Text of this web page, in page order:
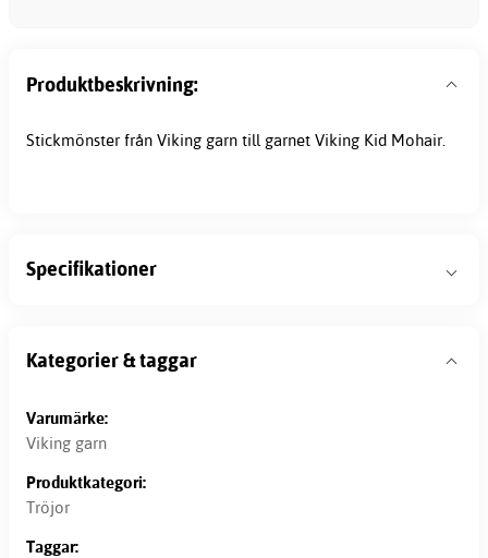
Produktbeskrivning:
Stickmönster från Viking garn till garnet Viking Kid Mohair.
Specifikationer
Kategorier & taggar
Varumärke:
Viking garn
Produktkategori:
Tröjor
Taggar: